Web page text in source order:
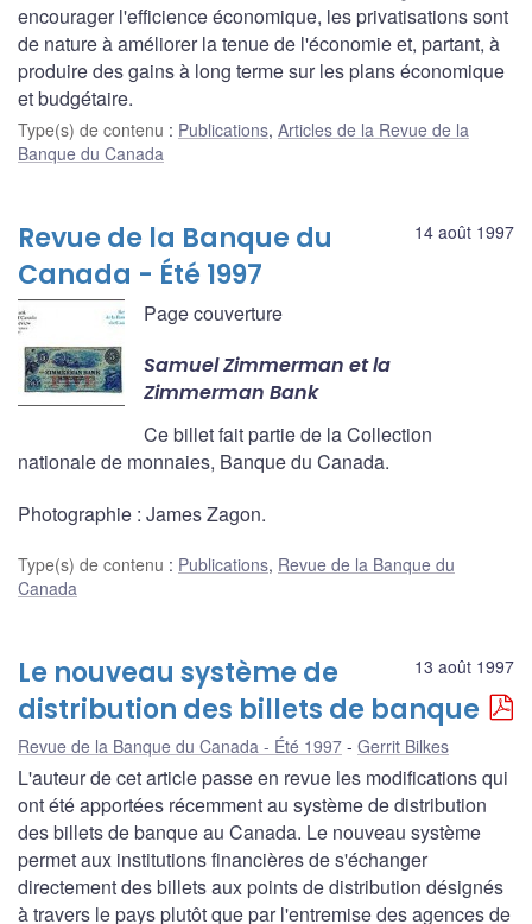
encourager l'efficience économique, les privatisations sont
de nature à améliorer la tenue de l'économie et, partant, à
produire des gains à long terme sur les plans économique
et budgétaire.
Type(s) de contenu : Publications, Articles de la Revue de la
Banque du Canada
14 août 1997
Revue de la Banque du
Canada - Été 1997
Page couverture
Samuel Zimmerman et la
Zimmerman Bank
Ce billet fait partie de la Collection
nationale de monnaies, Banque du Canada.
Photographie : James Zagon.
Type(s) de contenu : Publications, Revue de la Banque du
Canada
13 août 1997
Le nouveau système de
distribution des billets de banque
Revue de la Banque du Canada - Été 1997 Gerrit Bilkes
L'auteur de cet article passe en revue les modifications qui
ont été apportées récemment au système de distribution
des billets de banque au Canada. Le nouveau système
permet aux institutions financières de s'échanger
directement des billets aux points de distribution désignés
à travers le pays plutôt que par l'entremise des agences de